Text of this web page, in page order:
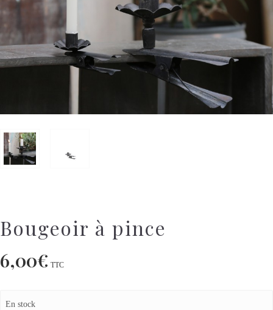
Bougeoir à pince
6,00€ TTC
En stock